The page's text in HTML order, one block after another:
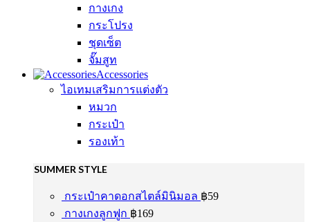
กางเกง
กระโปรง
ชุดเซ็ต
จั๊มสูท
Accessories
ไอเทมเสริมการแต่งตัว
หมวก
กระเป๋า
รองเท้า
SUMMER STYLE
กระเป๋าคาดอกสไตล์มินิมอล ฿59
กางเกงลูกฟูก ฿169